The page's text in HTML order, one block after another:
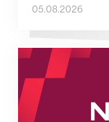
05.08.2026
Nouveaux